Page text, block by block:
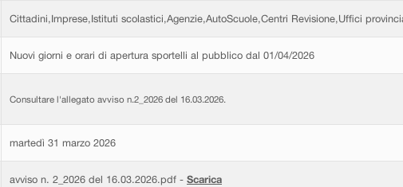
Cittadini,Imprese,Istituti scolastici,Agenzie,AutoScuole,Centri Revisione,Uffici
Nuovi giorni e orari di apertura sportelli al pubblico dal 01/04/2026
Consultare l'allegato avviso n.2_2026 del 16.03.2026.
martedì 31 marzo 2026
avviso n. 2_2026 del 16.03.2026.pdf - Scarica